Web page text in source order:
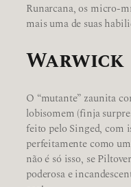
Runarcana, os micro-
mais uma de suas
Warwick
O “mutante” zaunita
lobisomem (finja
feito pelo Singed, com
perfeitamente como
não é só isso, se
poderosa e